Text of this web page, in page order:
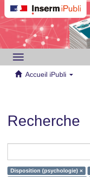
Toggle
navigation
Accueil iPubli
Recherche
Disposition (psychologie) ×